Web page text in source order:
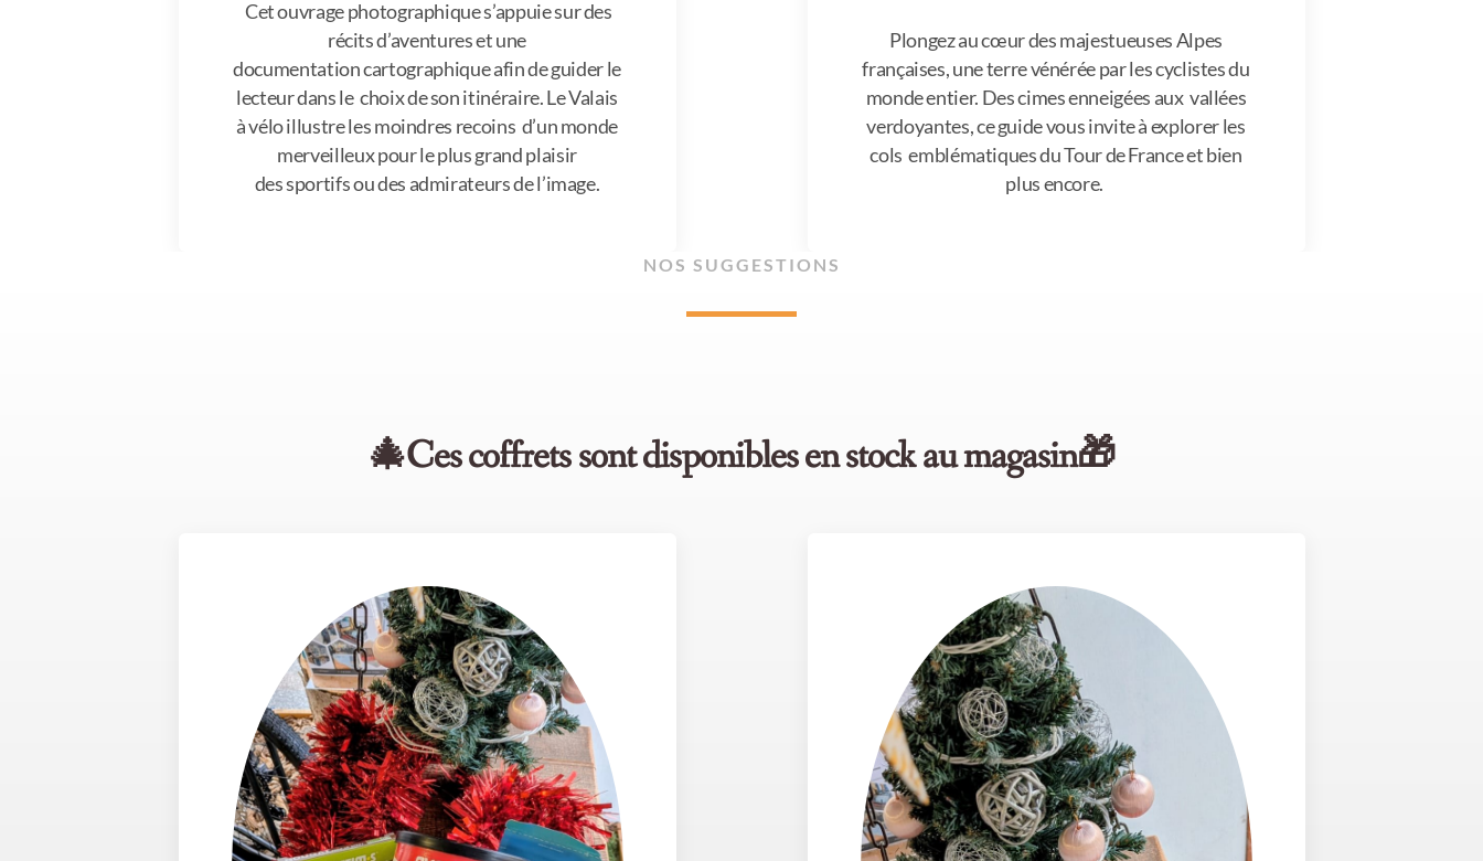
Cet ouvrage photographique s’appuie sur des
récits d’aventures et une
documentation cartographique afin de guider le
lecteur dans le choix de son itinéraire. Le Valais
à vélo illustre les moindres recoins d’un monde
merveilleux pour le plus grand plaisir
des sportifs ou des admirateurs de l’image.
Plongez au cœur des majestueuses Alpes
françaises, une terre vénérée par les cyclistes du
monde entier. Des cimes enneigées aux vallées
verdoyantes, ce guide vous invite à explorer les
cols emblématiques du Tour de France et bien
plus encore.
NOS SUGGESTIONS
🎄Ces coffrets sont disponibles en stock au magasin🎁